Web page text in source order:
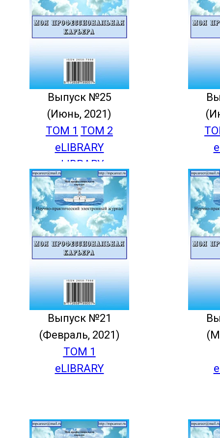
Выпуск №25
(Июнь, 2021)
ТОМ 1 ТОМ 2
eLIBRARY
eLIBRARY
Выпуск №21
(Февраль, 2021)
ТОМ 1
eLIBRARY